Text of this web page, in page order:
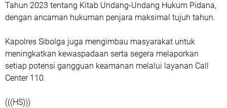
Tahun 2023 tentang Kitab Undang-Undang Hukum Pidana,
dengan ancaman hukuman penjara maksimal tujuh tahun.
Kapolres Sibolga juga mengimbau masyarakat untuk
meningkatkan kewaspadaan serta segera melaporkan
setiap potensi gangguan keamanan melalui layanan Call
Center 110.
(((HS)))